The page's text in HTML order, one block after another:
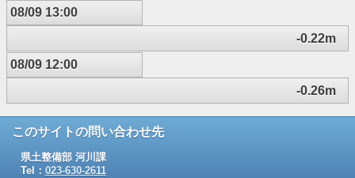
08/09 13:00
-0.22m
08/09 12:00
-0.26m
このサイトの問い合わせ先
県土整備部 河川課
Tel： 023-630-2611